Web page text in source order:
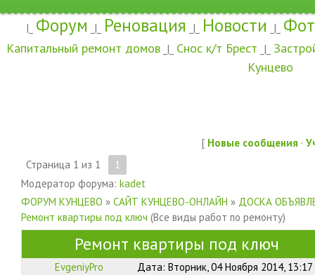
|_ Форум _|_ Реновация _|_ Новости _|_
Капитальный ремонт домов _|_ Снос к/т Брест _|_
Кунцево
[ Новые сообщения ·
Страница 1 из 1
1
Модератор форума: kadet
ФОРУМ КУНЦЕВО » САЙТ КУНЦЕВО-ОНЛАЙН » ДОСКА
Ремонт квартиры под ключ (Все виды работ по ремонту)
Ремонт квартиры под ключ
EvgeniyPro Дата: Вторник, 04 Ноября 2014,